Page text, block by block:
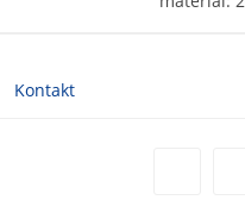
Kontakt